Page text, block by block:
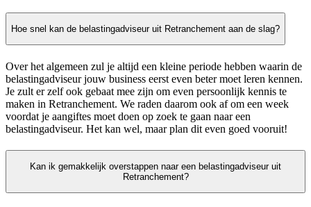
Hoe snel kan de belastingadviseur uit Retranchement aan de slag?
Over het algemeen zul je altijd een kleine periode hebben waarin de
belastingadviseur jouw business eerst even beter moet leren kennen.
Je zult er zelf ook gebaat mee zijn om even persoonlijk kennis te
maken in Retranchement. We raden daarom ook af om een week
voordat je aangiftes moet doen op zoek te gaan naar een
belastingadviseur. Het kan wel, maar plan dit even goed vooruit!
Kan ik gemakkelijk overstappen naar een belastingadviseur uit
Retranchement?